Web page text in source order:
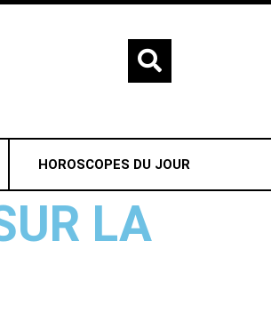
HOROSCOPES DU JOUR
LA